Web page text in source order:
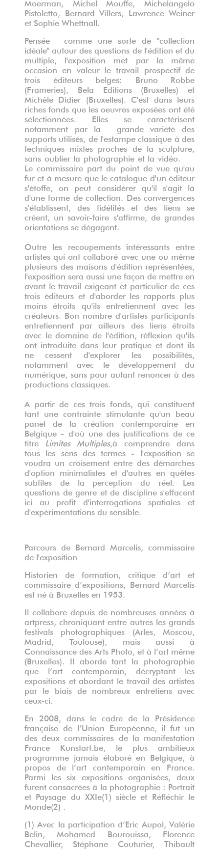
Moerman, Michel Mouffe, Michelangelo
Pistoletto, Bernard Villers, Lawrence Weiner
et Sophie Whettnall.
Pensée comme une sorte de "collection
idéale" autour des questions de l'édition et du
multiple, l'exposition met par la même
occasion en valeur le travail prospectif de
trois éditeurs belges: Bruno Robbe
(Frameries), Bela Editions (Bruxelles) et
Michèle Didier (Bruxelles). C'est dans leurs
riches fonds que les oeuvres exposées ont été
sélectionnées. Elles se caractérisent
notamment par la grande variété des
supports utilisés, de l'estampe classique à des
techniques mixtes proches de la sculpture,
sans oublier la photographie et la vidéo.
Le commissaire part du point de vue qu'au
fur et à mesure que le catalogue d'un éditeur
s'étoffe, on peut considérer qu'il s'agit là
d'une forme de collection. Des convergences
s'établissent, des fidélités et des liens se
créent, un savoir-faire s'affirme, de grandes
orientations se dégagent.
Outre les recoupements intéressants entre
artistes qui ont collaboré avec une ou même
plusieurs des maisons d'édition représentées,
l'exposition sera aussi une façon de mettre en
avant le travail exigeant et particulier de ces
trois éditeurs et d'aborder les rapports plus
moins étroits qu'ils entretiennent avec les
créateurs. Bon nombre d'artistes participants
entretiennent par ailleurs des liens étroits
avec le domaine de l'édition, réflexion qu'ils
ont introduite dans leur pratique et dont ils
ne cessent d'explorer les possibilités,
notamment avec le développement du
numérique, sans pour autant renoncer à des
productions classiques.
A partir de ces trois fonds, qui constituent
tant une contrainte stimulante qu'un beau
panel de la création contemporaine en
Belgique - d'où une des justifications de ce
titre Limites Multiples, à comprendre dans
tous les sens des termes - l'exposition se
voudra un croisement entre des démarches
d'option minimalistes et d'autres en quêtes
subtiles de la perception du réel. Les
questions de genre et de discipline s'effacent
ici au profit d'interrogations spatiales et
d'expérimentations du sensible.
Parcours de Bernard Marcelis, commissaire
de l'exposition
Historien de formation, critique d’art et
commissaire d’expositions, Bernard Marcelis
est né à Bruxelles en 1953.
Il collabore depuis de nombreuses années à
artpress, chroniquant entre autres les grands
festivals photographiques (Arles, Moscou,
Madrid, Toulouse), mais aussi à
Connaissance des Arts Photo, et à l’art même
(Bruxelles). Il aborde tant la photographie
que l’art contemporain, décryptant les
expositions et abordant le travail des artistes
par le biais de nombreux entretiens avec
ceux-ci.
En 2008, dans le cadre de la Présidence
française de l’Union Européenne, il fut un
des deux commissaires de la manifestation
France Kunstart.be, le plus ambitieux
programme jamais élaboré en Belgique, à
propos de l’art contemporain en France.
Parmi les six expositions organisées, deux
furent consacrées à la photographie : Portrait
et Paysage du XXIe(1) siècle et Réfléchir le
Monde(2) .
(1) Avec la participation d’Eric Aupol, Valérie
Belin, Mohamed Bourouissa, Florence
Chevallier, Stéphane Couturier, Thibault